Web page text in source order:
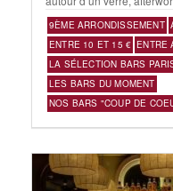
9ÈME ARRONDISSEMENT
ENTRE 10 ET 15 € ENTRE
LA SÉLECTION BARS
LES BARS DU MOMENT
NOS BARS "COUP DE